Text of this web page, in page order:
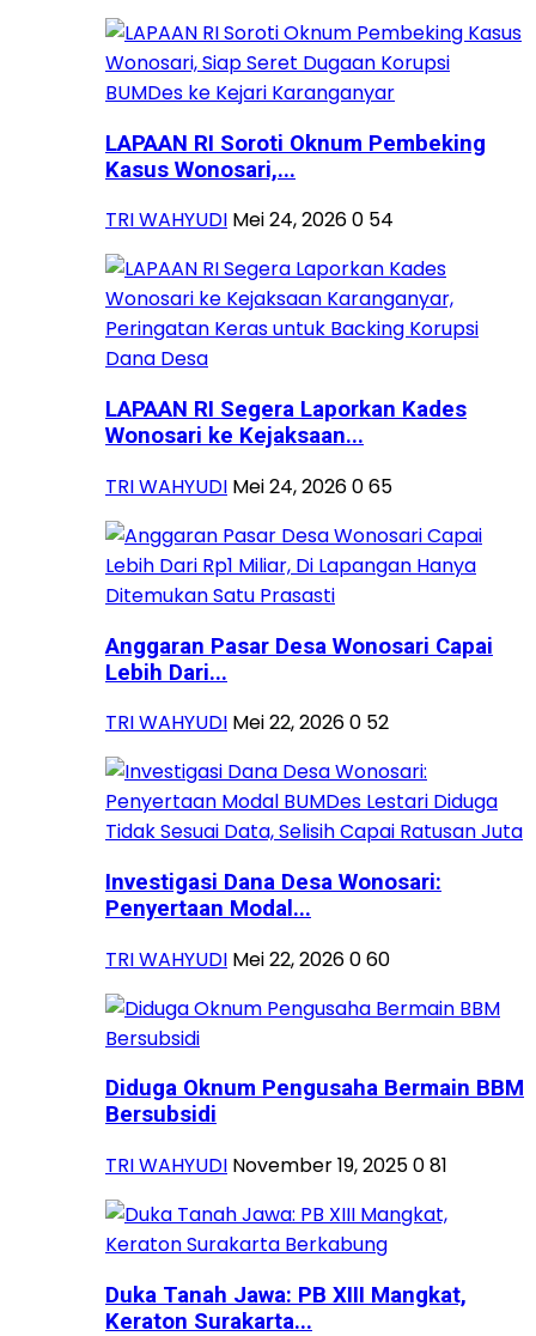
LAPAAN RI Soroti Oknum Pembeking
Kasus Wonosari,...
TRI WAHYUDI Mei 24, 20260 54
LAPAAN RI Segera Laporkan Kades
Wonosari ke Kejaksaan...
TRI WAHYUDI Mei 24, 2026065
Anggaran Pasar Desa Wonosari Capai
Lebih Dari...
TRI WAHYUDI Mei 22, 20260 52
Investigasi Dana Desa Wonosari:
Penyertaan Modal...
TRI WAHYUDI Mei 22, 2026060
Diduga Oknum Pengusaha Bermain BBM
Bersubsidi
TRI WAHYUDI November 19, 2025081
Duka Tanah Jawa: PB XIII Mangkat,
Keraton Surakarta...